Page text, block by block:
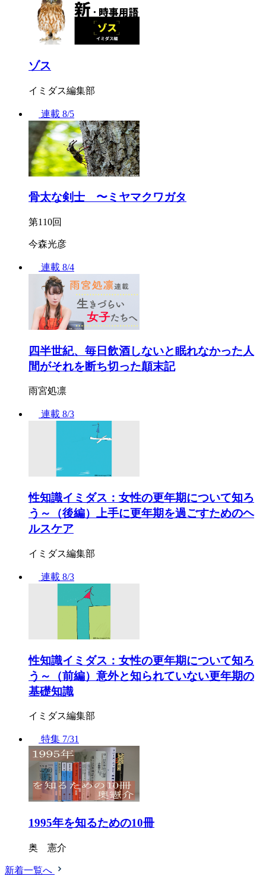
ゾス
イミダス編集部
連載 8/5
骨太な剣士 〜ミヤマクワガタ
第110回
今森光彦
連載 8/4
四半世紀、毎日飲酒しないと眠れなかった人
間がそれを断ち切った顛末記
雨宮処凛
連載 8/3
性知識イミダス：女性の更年期について知ろ
う～（後編）上手に更年期を過ごすためのヘ
ルスケア
イミダス編集部
連載 8/3
性知識イミダス：女性の更年期について知ろ
う～（前編）意外と知られていない更年期の
基礎知識
イミダス編集部
特集 7/31
1995年を知るための10冊
奥 憲介
新着一覧へ